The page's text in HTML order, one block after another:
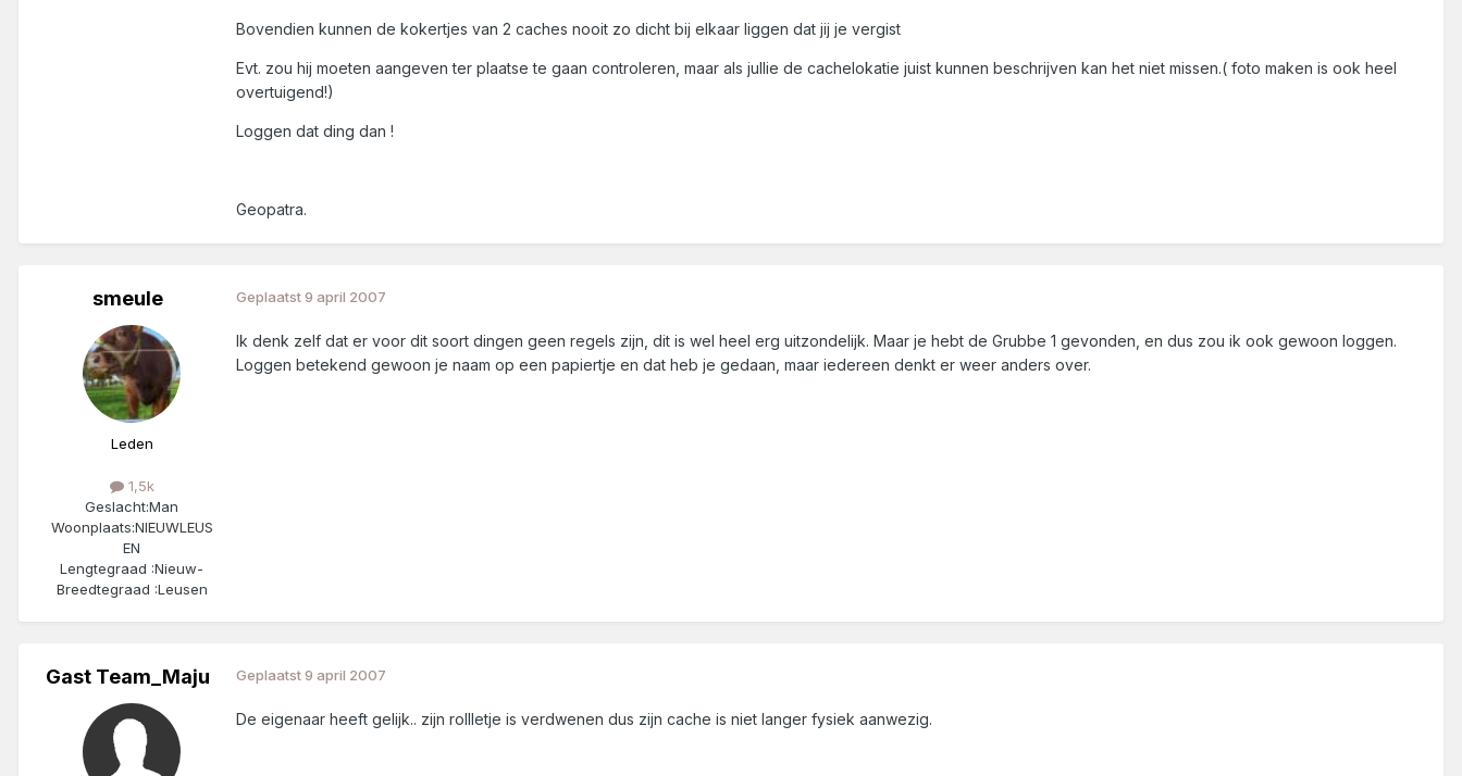
Bovendien kunnen de kokertjes van 2 caches nooit zo dicht bij elkaar liggen dat jij je vergist
Evt. zou hij moeten aangeven ter plaatse te gaan controleren, maar als jullie de cachelokatie juist kunnen beschrijven kan het niet missen.( foto maken is ook heel
overtuigend!)
Loggen dat ding dan !
Geopatra.
smeule
Leden
1,5k
Geslacht:Man
Woonplaats:NIEUWLEUS
EN
Lengtegraad :Nieuw-
Breedtegraad :Leusen
Geplaatst9 april 2007
Ik denk zelf dat er voor dit soort dingen geen regels zijn, dit is wel heel erg uitzondelijk. Maar je hebt de Grubbe 1 gevonden, en dus zou ik ook gewoon loggen.
Loggen betekend gewoon je naam op een papiertje en dat heb je gedaan, maar iedereen denkt er weer anders over.
Gast Team_Maju Geplaatst9 april 2007
De eigenaar heeft gelijk.. zijn rollletje is verdwenen dus zijn cache is niet langer fysiek aanwezig.